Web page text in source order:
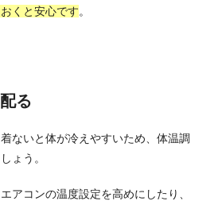
くと安心です。
る
ないと体が冷えやすいため、体温調
ょう。
アコンの温度設定を高めにしたり、